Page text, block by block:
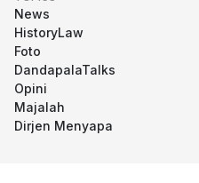
News
HistoryLaw
Foto
DandapalaTalks
Opini
Majalah
Dirjen Menyapa